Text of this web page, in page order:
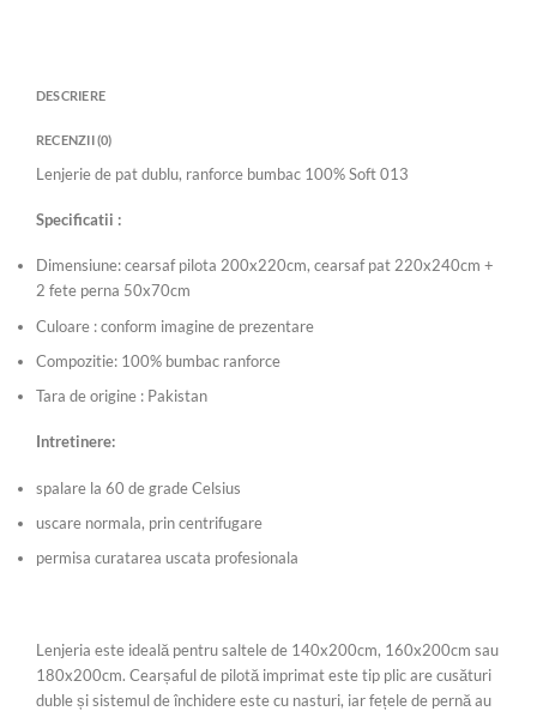
DESCRIERE
RECENZII (0)
Lenjerie de pat dublu, ranforce bumbac 100% Soft 013
Specificatii :
Dimensiune: cearsaf pilota 200x220cm, cearsaf pat 220x240cm +
2 fete perna 50x70cm
Culoare : conform imagine de prezentare
Compozitie: 100% bumbac ranforce
Tara de origine : Pakistan
Intretinere:
spalare la 60 de grade Celsius
uscare normala, prin centrifugare
permisa curatarea uscata profesionala
Lenjeria este ideală pentru saltele de 140x200cm, 160x200cm sau
180x200cm. Cearșaful de pilotă imprimat este tip plic are cusături
duble și sistemul de închidere este cu nasturi, iar fețele de pernă au